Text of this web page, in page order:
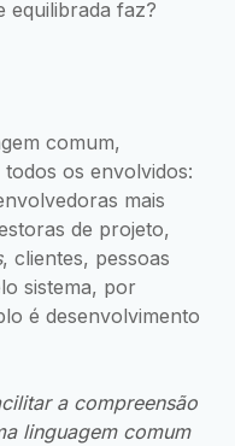
equilibrada faz?
comum,
todos os envolvidos:
mais
de projeto,
, clientes, pessoas
sistema, por
é desenvolvimento
a compreensão
linguagem comum